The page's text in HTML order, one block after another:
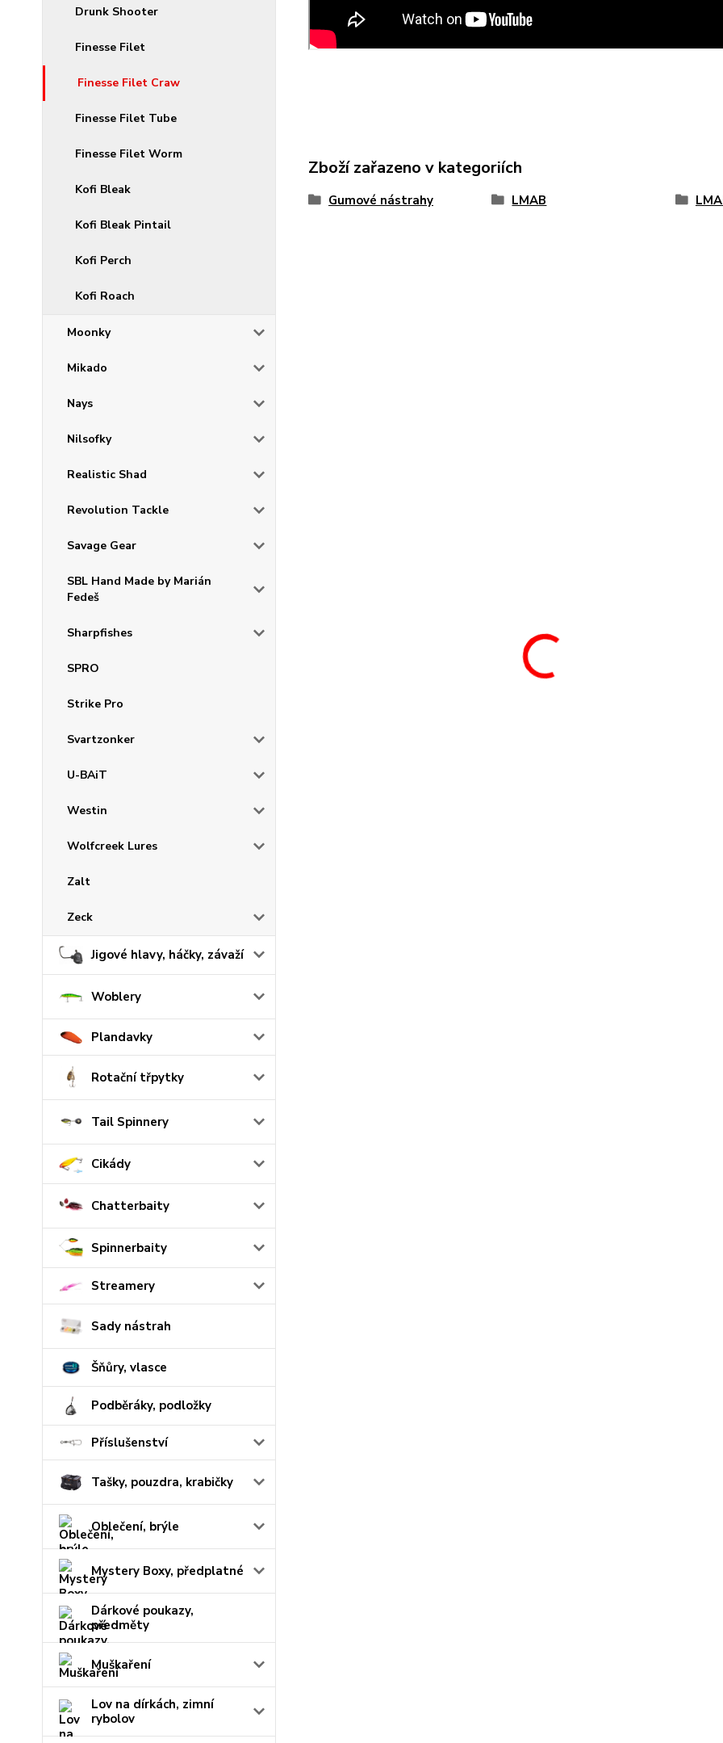
Drunk Shooter
Finesse Filet
Finesse Filet Craw
Finesse Filet Tube
Finesse Filet Worm
Kofi Bleak
Kofi Bleak Pintail
Kofi Perch
Kofi Roach
Moonky
Mikado
Nays
Nilsofky
Realistic Shad
Revolution Tackle
Savage Gear
SBL Hand Made by Marián
Fedeš
Sharpfishes
SPRO
Strike Pro
Svartzonker
U-BAiT
Westin
Wolfcreek Lures
Zalt
Zeck
Jigové hlavy, háčky, závaží
Woblery
Plandavky
Rotační třpytky
Tail Spinnery
Cikády
Chatterbaity
Spinnerbaity
Streamery
Sady nástrah
Šňůry, vlasce
Podběráky, podložky
Příslušenství
Tašky, pouzdra, krabičky
Oblečení, brýle
Mystery Boxy, předplatné
Dárkové poukazy,
předměty
Muškaření
Lov na dírkách, zimní
rybolov
Zboží zařazeno v kategoriích
Gumové nástrahy LMAB